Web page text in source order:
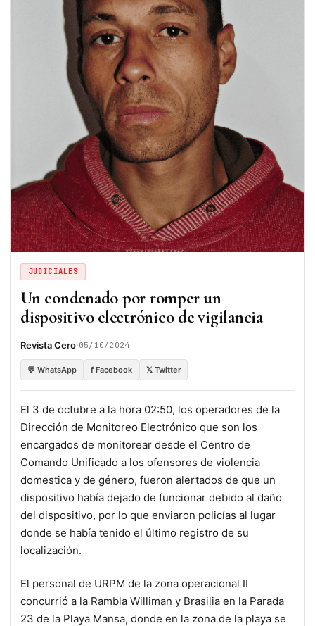
JUDICIALES
Un condenado por romper un
dispositivo electrónico de vigilancia
Revista Cero·05/10/2024
💬 WhatsApp f Facebook 𝕏 Twitter
El 3 de octubre a la hora 02:50, los operadores de la
Dirección de Monitoreo Electrónico que son los
encargados de monitorear desde el Centro de
Comando Unificado a los ofensores de violencia
domestica y de género, fueron alertados de que un
dispositivo había dejado de funcionar debido al daño
del dispositivo, por lo que enviaron policías al lugar
donde se había tenido el último registro de su
localización.
El personal de URPM de la zona operacional II
concurrió a la Rambla Williman y Brasilia en la Parada
23 de la Playa Mansa, donde en la zona de la playa se